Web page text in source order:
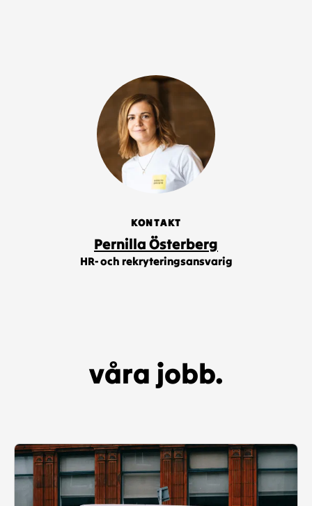
KONTAKT
Pernilla Österberg
HR- och rekryteringsansvarig
våra jobb.